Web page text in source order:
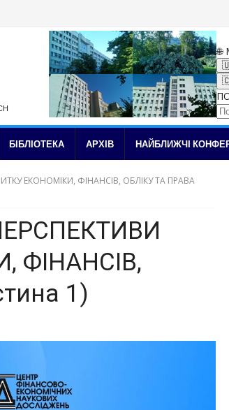
✉ Підписка на новини
БІБЛІОТЕКА АРХІВ НАЙБЛИЖЧІ
ЕКОНОМІКИ, ФІНАНСІВ, ОБЛІКУ ТА ПРАВА
ФІНАНСІВ,
1)